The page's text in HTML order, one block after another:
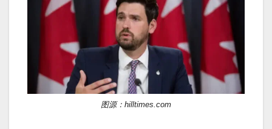
图源：hilltimes.com